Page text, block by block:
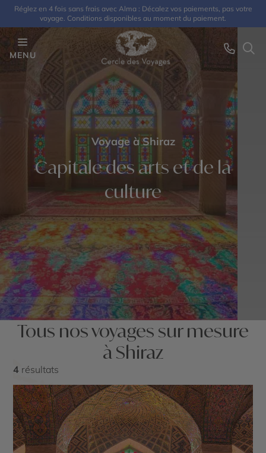
Réglez en 4 fois sans frais avec Alma : Décalez vos paiements, pas votre
voyage. Conditions disponibles au moment du paiement.
MENU
Voyage à Shiraz
Capitale des arts et de la
culture
Tous nos voyages sur mesure
à Shiraz
4 résultats